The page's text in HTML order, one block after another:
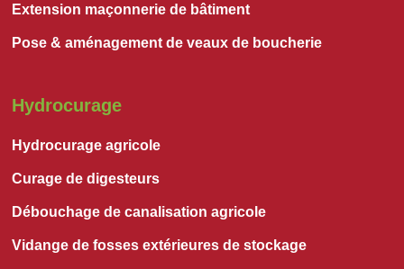
Extension maçonnerie de bâtiment
Pose & aménagement de veaux de boucherie
Hydrocurage
Hydrocurage agricole
Curage de digesteurs
Débouchage de canalisation agricole
Vidange de fosses extérieures de stockage